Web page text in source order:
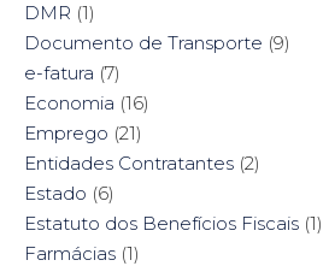
DMR (1)
Documento de Transporte (9)
e-fatura (7)
Economia (16)
Emprego (21)
Entidades Contratantes (2)
Estado (6)
Estatuto dos Benefícios Fiscais (1)
Farmácias (1)